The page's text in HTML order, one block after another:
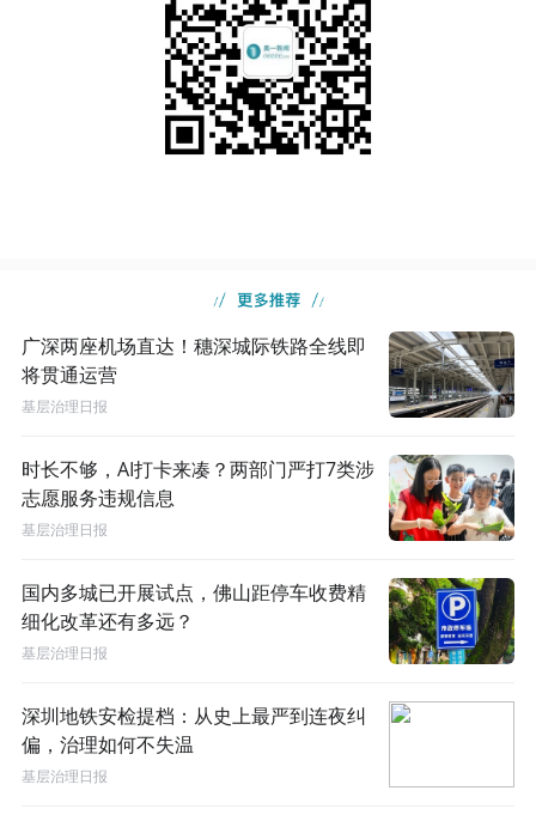
广深两座机场直达！穗深城际铁路全线即
将贯通运营
基层治理日报
时长不够，AI打卡来凑？两部门严打7类涉
志愿服务违规信息
基层治理日报
国内多城已开展试点，佛山距停车收费精
细化改革还有多远？
基层治理日报
深圳地铁安检提档：从史上最严到连夜纠
偏，治理如何不失温
基层治理日报